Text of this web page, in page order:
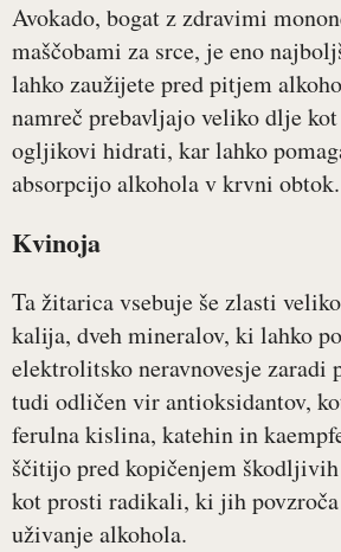
Avokado, bogat z zdravimi
maščobami za srce, je eno
lahko zaužijete pred pitjem
namreč prebavljajo veliko dlje
ogljikovi hidrati, kar lahko
absorpcijo alkohola v krvni obtok.
Kvinoja
Ta žitarica vsebuje še zlasti
kalija, dveh mineralov, ki lahko
elektrolitsko neravnovesje zaradi
tudi odličen vir antioksidantov,
ferulna kislina, katehin in
ščitijo pred kopičenjem
kot prosti radikali, ki jih
uživanje alkohola.